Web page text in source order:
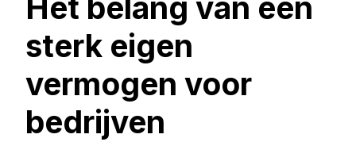
Het belang van een
sterk eigen
vermogen voor
bedrijven